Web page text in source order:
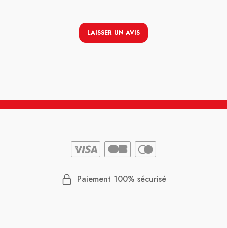
LAISSER UN AVIS
Paiement 100% sécurisé